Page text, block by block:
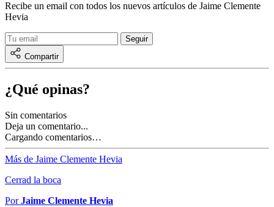
Recibe un email con todos los nuevos artículos de Jaime Clemente
Hevia
Compartir
¿Qué opinas?
Sin comentarios
Deja un comentario...
Cargando comentarios…
Más de Jaime Clemente Hevia
Cerrad la boca
PorJaime Clemente Hevia